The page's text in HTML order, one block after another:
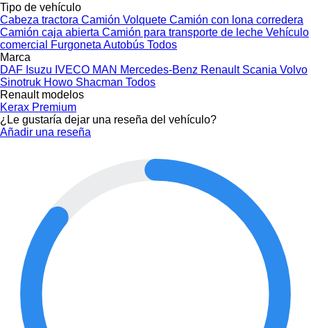
Tipo de vehículo
Cabeza tractora Camión Volquete Camión con lona corredera
Camión caja abierta Camión para transporte de leche Vehículo
comercial
Furgoneta Autobús Todos
Marca
DAF Isuzu IVECO MAN Mercedes-Benz Renault Scania Volvo
Sinotruk Howo Shacman Todos
Renault modelos
Kerax Premium
¿Le gustaría dejar una reseña del vehículo?
Añadir una reseña